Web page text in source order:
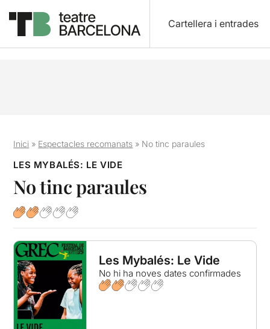
Cartellera i entrades
Inici » Espectacles recomanats » No tinc paraules
LES MYBALÉS: LE VIDE
No tinc paraules
Les Mybalés: Le Vide
No hi ha noves dates confirmades